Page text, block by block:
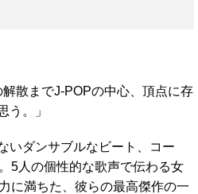
解散までJ-POPの中心、頂点に存
う。」
いダンサブルなビート、コー
5人の個性的な歌声で伝わる女
に満ちた、彼らの最高傑作の一